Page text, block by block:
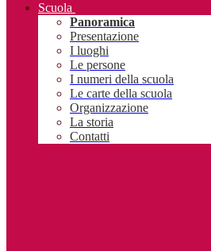
Scuola
Panoramica
Presentazione
I luoghi
Le persone
I numeri della scuola
Le carte della scuola
Organizzazione
La storia
Contatti